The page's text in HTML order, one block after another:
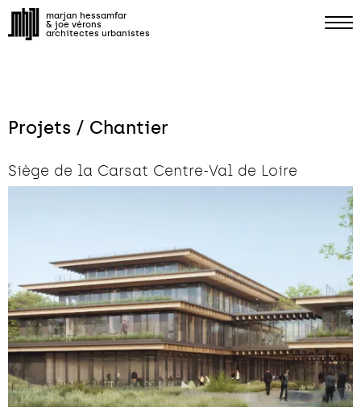
marjan hessamfar
& joe vérons
architectes urbanistes
Projets / Chantier
Siège de la Carsat Centre-Val de Loire